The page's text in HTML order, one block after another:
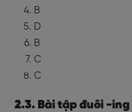
B
D
B
C
C
2.3. Bài tập đuôi -ing